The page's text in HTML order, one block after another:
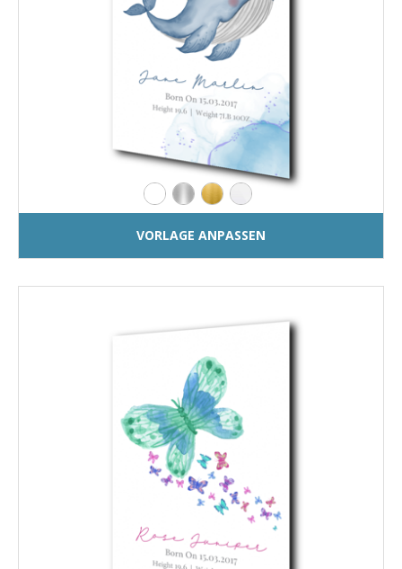
VORLAGE ANPASSEN